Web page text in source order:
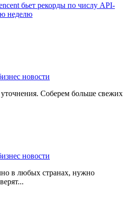
бьет рекорды по числу API-
неделю
новости
Соберем больше свежих
новости
в любых странах, нужно